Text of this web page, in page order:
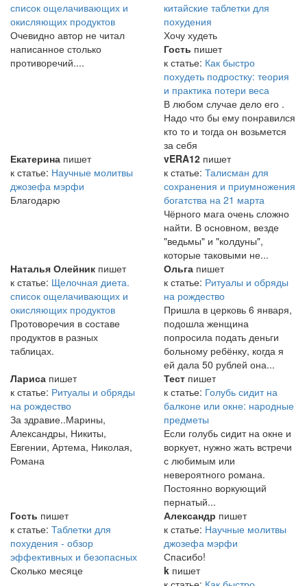
список ощелачивающих и
окисляющих продуктов
Очевидно автор не читал
написанное столько
противоречий....
китайские таблетки для
похудения
Хочу худеть
Гость пишет
к статье: Как быстро
похудеть подростку: теория
и практика потери веса
В любом случае дело его .
Надо что бы ему понравился
кто то и тогда он возьмется
за себя
Екатерина пишет
к статье: Научные молитвы
джозефа мэрфи
Благодарю
vERA12 пишет
к статье: Талисман для
сохранения и приумножения
богатства на 21 марта
Чёрного мага очень сложно
найти. В основном, везде
"ведьмы" и "колдуны",
которые таковыми не...
Наталья Олейник пишет
к статье: Щелочная диета.
список ощелачивающих и
окисляющих продуктов
Протоворечия в составе
продуктов в разных
таблицах.
Ольга пишет
к статье: Ритуалы и обряды
на рождество
Пришла в церковь 6 января,
подошла женщина
попросила подать деньги
больному ребёнку, когда я
ей дала 50 рублей она...
Лариса пишет
к статье: Ритуалы и обряды
на рождество
За здравие..Марины,
Александры, Никиты,
Евгении, Артема, Николая,
Романа
Тест пишет
к статье: Голубь сидит на
балконе или окне: народные
предметы
Если голубь сидит на окне и
воркует, нужно жать встречи
с любимым или
невероятного романа.
Постоянно воркующий
пернатый...
Гость пишет
к статье: Таблетки для
похудения - обзор
эффективных и безопасных
Сколько месяце
Александр пишет
к статье: Научные молитвы
джозефа мэрфи
Спасибо!
k пишет